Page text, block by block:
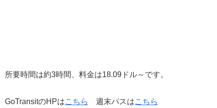
所要時間は約3時間、料金は18.09ドル～です。
GoTransitのHPはこちら 週末パスはこちら